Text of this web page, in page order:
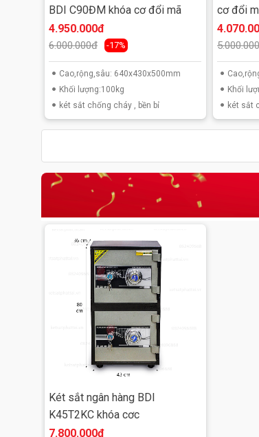
Kinh
BDI C90ĐM khóa cơ đổi mã
4.950.000đ
6.000.000đ -17%
Cao,rộng,sâu: 640x430x500mm
Khối lượng:100kg
két sắt chống cháy , bền bỉ
cơ đổi
Khối
két sắt
Két sắt ngân hàng BDI
K45T2KC khóa cơc
7.800.000đ